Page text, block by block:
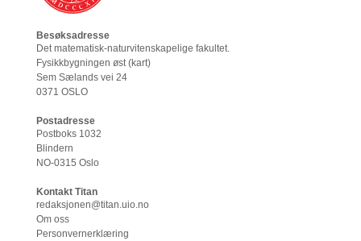
Besøksadresse
Det matematisk-naturvitenskapelige fakultet.
Fysikkbygningen øst (kart)
Sem Sælands vei 24
0371 OSLO
Postadresse
Postboks 1032
Blindern
NO-0315 Oslo
Kontakt Titan
redaksjonen@titan.uio.no
Om oss
Personvernerklæring